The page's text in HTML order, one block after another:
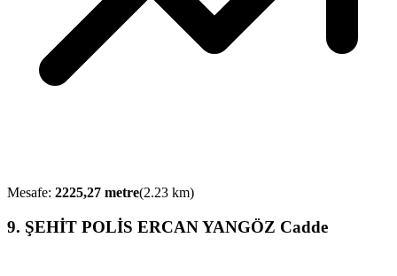
Mesafe: 2225,27 metre(2.23 km)
9. ŞEHİT POLİS ERCAN YANGÖZ Cadde